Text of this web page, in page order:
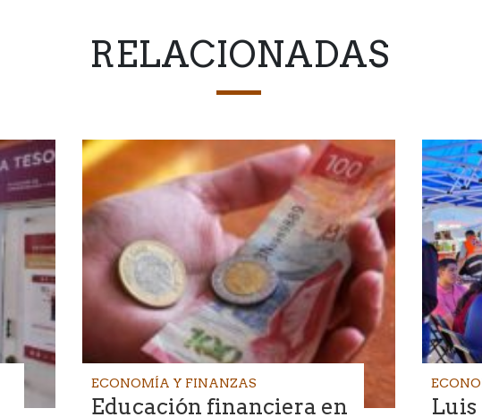
RELACIONADAS
ECONOMÍA Y FINANZAS
Educación financiera en Luis